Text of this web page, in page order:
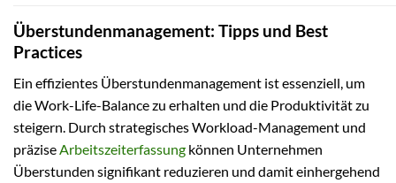
Überstundenmanagement: Tipps und Best
Practices
Ein effizientes Überstundenmanagement ist essenziell, um
die Work-Life-Balance zu erhalten und die Produktivität zu
steigern. Durch strategisches Workload-Management und
präzise Arbeitszeiterfassung können Unternehmen
Überstunden signifikant reduzieren und damit einhergehend